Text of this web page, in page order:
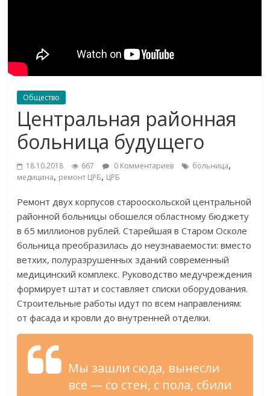
Общество
Центральная районная
больница будущего
18.10.2018 667 0 Комментариев больница,
медицина, ремонт ЦРБ, ЦРБ
Ремонт двух корпусов старооскольской центральной
районной больницы обошелся областному бюджету
в 65 миллионов рублей. Старейшая в Старом Осколе
больница преобразилась до неузнаваемости: вместо
ветхих, полуразрушенных зданий современный
медицинский комплекс. Руководство медучреждения
формирует штат и составляет списки оборудования.
Строительные работы идут по всем направлениям:
от фасада и кровли до внутренней отделки.
Мы зашли сюда, вынесли
всё — со стен, с пола, сбили